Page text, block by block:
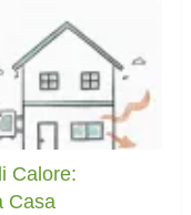
Calore:
Casa